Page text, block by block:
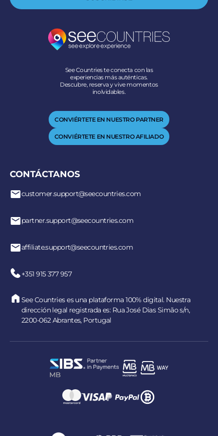
See Countries te conecta con las
experiencias más auténticas.
Descubre, reserva y vive momentos
inolvidables.
CONVIÉRTETE EN NUESTRO PARTNER
CONVIÉRTETE EN NUESTRO AFILIADO
CONTÁCTANOS
customer.support@seecountries.com
partner.support@seecountries.com
affiliate.support@seecountries.com
+351 915 377 957
See Countries es una plataforma 100% digital. Nuestra
dirección legal registrada es: Rua José Dias Simão s/n,
2200-062 Abrantes, Portugal